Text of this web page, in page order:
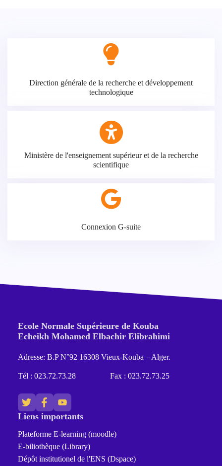
Direction générale de la recherche et développement
technologique
Ministère de l'enseignement supérieur et de la recherche
scientifique
Connexion G-suite
Ecole Normale Supérieure de Kouba
Echeikh Mohamed Elbachir Elibrahimi
Adresse: B.P N°92 16308 Vieux-Kouba – Alger.
Tél : 023.72.73.28 Fax : 023.72.73.25
Liens importants
Plateforme E-learning (moodle)
E-biliothèque (Library)
Dépôt institutionel de l'ENS (Dspace)